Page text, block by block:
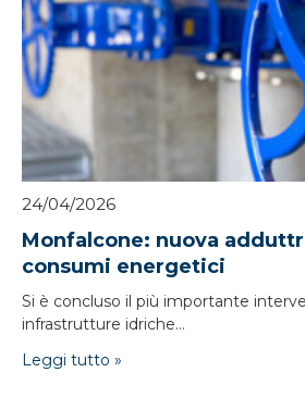
24/04/2026
Monfalcone: nuova
consumi energetici
Si è concluso il più importante
infrastrutture idriche...
Leggi tutto »